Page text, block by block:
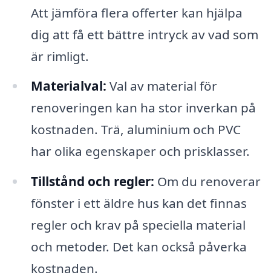
Att jämföra flera offerter kan hjälpa
dig att få ett bättre intryck av vad som
är rimligt.
Materialval: Val av material för
renoveringen kan ha stor inverkan på
kostnaden. Trä, aluminium och PVC
har olika egenskaper och prisklasser.
Tillstånd och regler: Om du renoverar
fönster i ett äldre hus kan det finnas
regler och krav på speciella material
och metoder. Det kan också påverka
kostnaden.